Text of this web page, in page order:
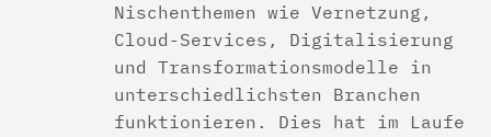
Nischenthemen wie Vernetzung,
Cloud-Services, Digitalisierung
und Transformationsmodelle in
unterschiedlichsten Branchen
funktionieren. Dies hat im Laufe